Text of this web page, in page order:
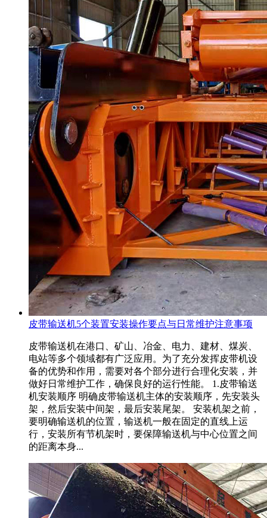
皮带输送机5个装置安装操作要点与日常维护注意事项
皮带输送机在港口、矿山、冶金、电力、建材、煤炭、
电站等多个领域都有广泛应用。为了充分发挥皮带机设
备的优势和作用，需要对各个部分进行合理化安装，并
做好日常维护工作，确保良好的运行性能。 1.皮带输送
机安装顺序 明确皮带输送机主体的安装顺序，先安装头
架，然后安装中间架，最后安装尾架。 安装机架之前，
要明确输送机的位置，输送机一般在固定的直线上运
行，安装所有节机架时，要保障输送机与中心位置之间
的距离本身...